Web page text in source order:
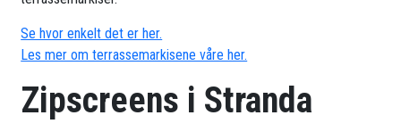
Se hvor enkelt det er her.
Les mer om terrassemarkisene våre her.
Zipscreens i Stranda